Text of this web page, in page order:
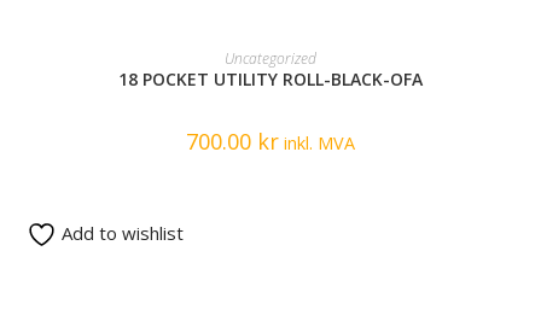
ADD TO CART
Uncategorized
18 POCKET UTILITY ROLL-BLACK-OFA
700.00 kr inkl. MVA
Add to wishlist